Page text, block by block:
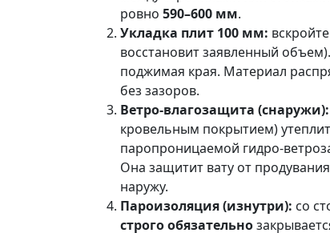
ровно 590–600 мм.
Укладка плит 100 мм:
восстановит заявленный
поджимая края. Материал
без зазоров.
Ветро-влагозащита (снаружи):
кровельным покрытием)
паропроницаемой гидро-
Она защитит вату от
наружу.
Пароизоляция (изнутри): со
строго обязательно